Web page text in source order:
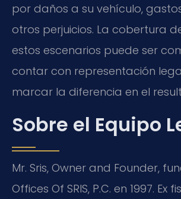
por daños a su vehículo,
otros perjuicios. La cobertura
estos escenarios puede ser
contar con representación
marcar la diferencia en el
Sobre el Equipo
Mr. Sris, Owner and Founder,
Offices Of SRIS, P.C. en 1997. Ex